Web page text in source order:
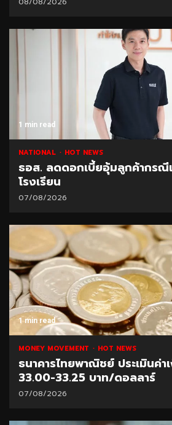
1 min read
NATIONAL HOT NEWS
ธอส. ลดดอกเบี้ยอุ้มลูกค้ากรณี
โรงเรียน
07/08/2026
1 min read
MONEY MOVEMENT HOT NEWS
ธนาคารไทยพาณิชย์ ประเมินค่า
33.00-33.25 บาท/ดอลลาร์
07/08/2026